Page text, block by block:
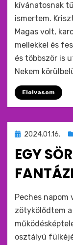
kívánatosnak
ismertem.
Magas volt,
mellekkel és
és többször is
Nekem
Elolvasom
Beküldve
2024.01.16.
EGY
by
Peches napom
zötykölődtem
osztályú